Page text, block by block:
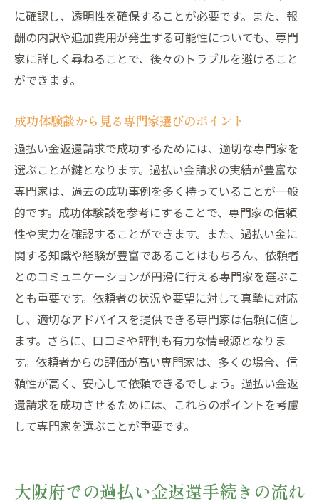
に確認し、透明性を確保することが必要です。また、報
酬の内訳や追加費用が発生する可能性についても、専門
家に詳しく尋ねることで、後々のトラブルを避けること
ができます。
成功体験談から見る専門家選びのポイント
過払い金返還請求で成功するためには、適切な専門家を
選ぶことが鍵となります。過払い金請求の実績が豊富な
専門家は、過去の成功事例を多く持っていることが一般
的です。成功体験談を参考にすることで、専門家の信頼
性や実力を確認することができます。また、過払い金に
関する知識や経験が豊富であることはもちろん、依頼者
とのコミュニケーションが円滑に行える専門家を選ぶこ
とも重要です。依頼者の状況や要望に対して真摯に対応
し、適切なアドバイスを提供できる専門家は信頼に値し
ます。さらに、口コミや評判も有力な情報源となりま
す。依頼者からの評価が高い専門家は、多くの場合、信
頼性が高く、安心して依頼できるでしょう。過払い金返
還請求を成功させるためには、これらのポイントを考慮
して専門家を選ぶことが重要です。
大阪府での過払い金返還手続きの流れ